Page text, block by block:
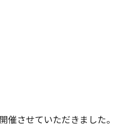
索
させていただきました。